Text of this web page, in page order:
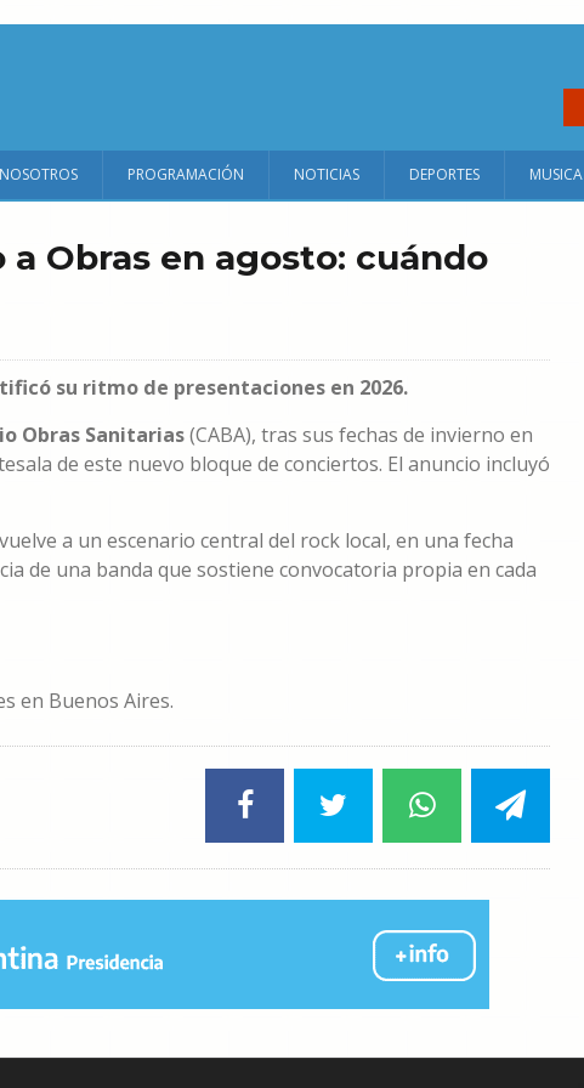
PROGRAMACIÓN NOTICIAS DEPORTES MUSICA
Obras en agosto: cuándo
su ritmo de presentaciones en 2026.
Obras Sanitarias(CABA), tras sus fechas de invierno en
de este nuevo bloque de conciertos. El anuncio incluyó
a un escenario central del rock local, en una fecha
de una banda que sostiene convocatoria propia en cada
en Buenos Aires.